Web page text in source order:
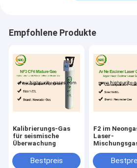
Empfohlene Produkte
Kalibrierungs-Gas
für seismische
Überwachung
Bestpreis
F2 im
Laser-